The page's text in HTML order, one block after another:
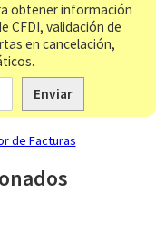
obtener información
CFDI, validación de
en cancelación,
Enviar
de Facturas